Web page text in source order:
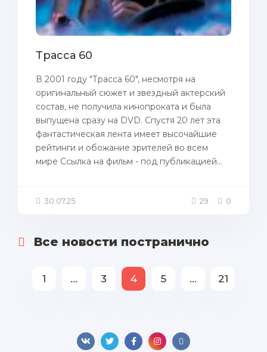
Трасса 60
В 2001 году "Трасса 60", несмотря на
оригинальный сюжет и звездный актерский
состав, не получила кинопроката и была
выпущена сразу на DVD. Спустя 20 лет эта
фантастическая лента имеет высочайшие
рейтинги и обожание зрителей во всем
мире Ссылка на фильм - под публикацией...
30.07.25 29 0
Все новости постранично
1 ... 3 4 5 ... 21